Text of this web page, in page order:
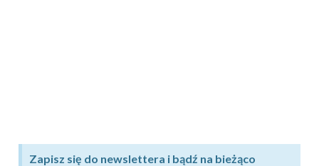
Zapisz się do newslettera i bądź na bieżąco